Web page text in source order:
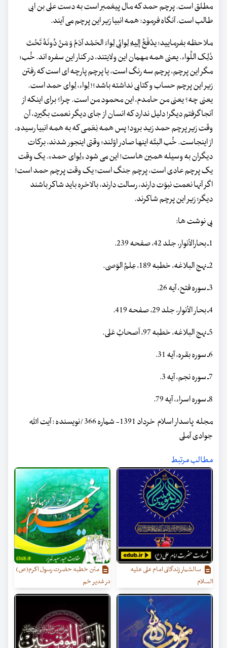
مطلق است. پرچم حمد که مال پیغمبر است به دست علی بن ابی
طالب است. آنگاه فرمود: همه انبیا زیر این پرچم می آیند.
ملاحظه بفرمایید؛ یدْفَعُ إلِیهِ لِوائِی لِواءَ الحَمْد آدَمْ وَ مَنْ‎ دُونَهُ تَحْتَ
ذَلِک اللِّواء. یعنی همه مهمان این ولایتند، در کنار این سفره اند. خُب؛
مگر این پرچم، پرچم سه رنگ است، یا پرچم پارچه ای است که رفتن
زیر این پرچم حساب و کتابی نداشته باشد؟! لِواء، لِوای حمد است.
یعنی چه؟ یعنی من حامدم، این محمود من است. چرا؟ برای اینکه از
آنجا گرفتم دیگر! دلیل ندارد که انسان از جای دیگر نعمت بگیرد، آن
وقت زیر پرچم حمد زید برود! پس همه نِعَمی که به همه انبیا رسیده،
از اینجاست. خُب البتّه اینها صادر اوّلند؛ وقتی اینجور شدند، برکات
دیگران به وسیله همین هاست! این می شود «لِوای حمد». یک وقت
یک پرچم عادی است، پرچم جنگ است؛ یک وقت پرچم حمد است!
اگر آنها نعمت نبوّت دارند، رسالت دارند، بالاخره باید شاکر باشند
دیگر؛ زیر این پرچم شاکرند.
پی نوشت ها:
1ـ بحارالأنوار، جلد 42، صفحه 239.
2ـ نهج البلاغه، خطبه 189، عِلمُ الوَصی.
3ـ سوره فتح، آیه 26.
4ـ بحار الأنوار، جلد 29، صفحه 419.
5ـ نهج البلاغه، خطبه 97، اَصحابُ عَلی.
6ـ سوره بقره، آیه 31.
7ـ سوره نجم، آیه 3.
8ـ سوره اسراء، آیه 79.
مجله پاسدار اسلام خرداد 1391- شماره 366 /نویسنده : آیت الله
جوادی آملی
مطالب مرتبط
سالشمار زندگانی امام علی علیه
السلام
متن خطبه حضرت رسول اکرم(ص)
در غدیر خم